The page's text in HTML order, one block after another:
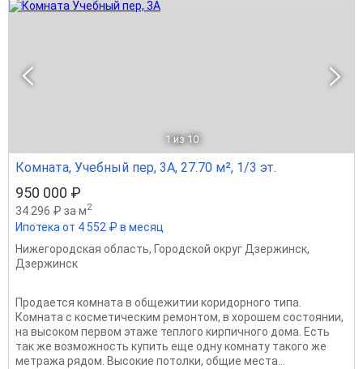
1 из 10
Комната, Учебный пер, 3А, 27.70 м², 1/3 эт.
950 000 ₽
34 296 ₽ за м2
Ипотека от 4 552 ₽ в месяц
Нижегородская область, Городской округ Дзержинск,
Дзержинск
Продается комната в общежитии коридорного типа.
Комната с косметическим ремонтом, в хорошем состоянии,
на высоком первом этаже теплого кирпичного дома. Есть
так же возможность купить еще одну комнату такого же
метража рядом. Высокие потолки, общие места...